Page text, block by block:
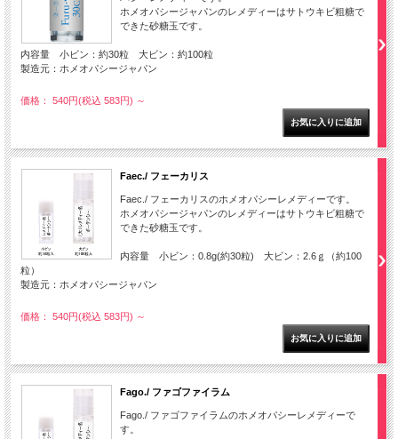
ホメオパシージャパンのレメディーはサトウキビ粗糖で
できた砂糖玉です。
内容量 小ビン：約30粒 大ビン：約100粒
製造元：ホメオパシージャパン
価格： 540円(税込 583円) ～
Faec./ フェーカリス
Faec./ フェーカリスのホメオパシーレメディーです。
ホメオパシージャパンのレメディーはサトウキビ粗糖で
できた砂糖玉です。
内容量 小ビン：0.8g(約30粒) 大ビン：2.6ｇ（約100
粒）
製造元：ホメオパシージャパン
価格： 540円(税込 583円) ～
Fago./ ファゴファイラム
Fago./ ファゴファイラムのホメオパシーレメディーで
す。